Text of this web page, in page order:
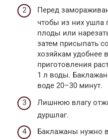
Перед
чтобы из них ушла
плоды или
затем присыпать
хозяйкам удобнее
приготовления
1 л воды.
воде 20–30 минут.
Лишнюю влагу
дуршлаг.
Баклажаны нужно